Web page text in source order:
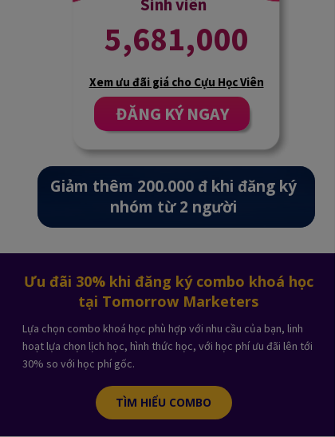
ĐĂNG KÝ NGAY
5,681,000
Sinh viên
Xem ưu đãi giá cho Cựu Học Viên
Giảm thêm 200.000 đ khi đăng ký
nhóm từ 2 người
TÌM HIỂU COMBO
Ưu đãi 30% khi đăng ký combo khoá học
tại Tomorrow Marketers
Lựa chọn combo khoá học phù hợp với nhu cầu của bạn, linh
hoạt lựa chọn lịch học, hình thức học, với học phí ưu đãi lên tới
30% so với học phí gốc.